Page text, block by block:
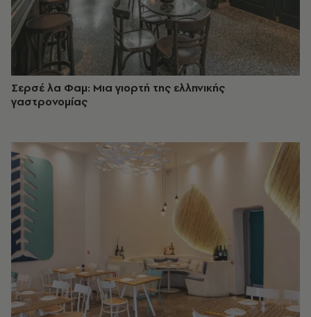
Σερσέ λα Φαμ: Μια γιορτή της ελληνικής
γαστρονομίας